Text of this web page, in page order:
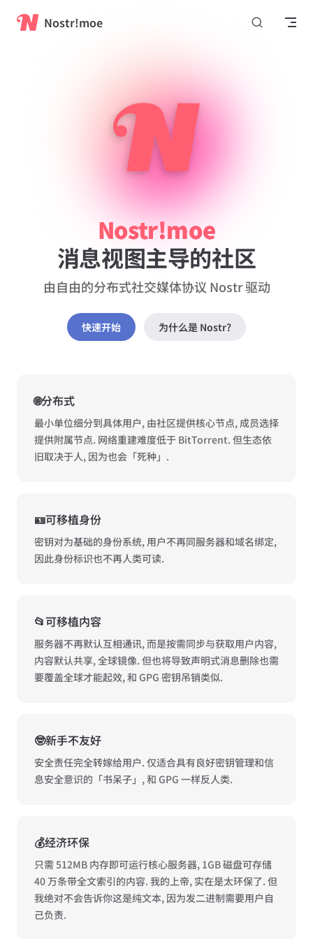
跳转到内容Nostr!moe
Nostr!moe
消息视图主导的社区
由自由的分布式社交媒体协议 Nostr 驱动
快速开始 为什么是 Nostr?
🌐分布式
最小单位细分到具体用户, 由社区提供核心节点, 成员选择
提供附属节点. 网络重建难度低于 BitTorrent. 但生态依
旧取决于人, 因为也会「死种」.
🪪可移植身份
密钥对为基础的身份系统, 用户不再同服务器和域名绑定,
因此身份标识也不再人类可读.
📂可移植内容
服务器不再默认互相通讯, 而是按需同步与获取用户内容,
内容默认共享, 全球镜像. 但也将导致声明式消息删除也需
要覆盖全球才能起效, 和 GPG 密钥吊销类似.
🤓新手不友好
安全责任完全转嫁给用户. 仅适合具有良好密钥管理和信
息安全意识的「书呆子」, 和 GPG 一样反人类.
💰经济环保
只需 512MB 内存即可运行核心服务器, 1GB 磁盘可存储
40 万条带全文索引的内容. 我的上帝, 实在是太环保了. 但
我绝对不会告诉你这是纯文本, 因为发二进制需要用户自
己负责.